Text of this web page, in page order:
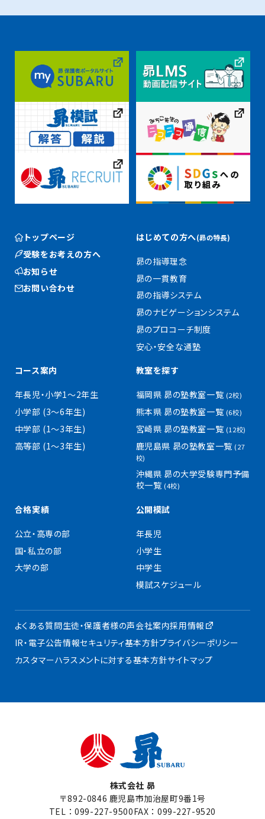
トップページ
受験をお考えの方へ
お知らせ
お問い合わせ
はじめての方へ(昴の特長)
昴の指導理念
昴の一貫教育
昴の指導システム
昴のナビゲーションシステム
昴のプロコーチ制度
安心・安全な通塾
コース案内
年長児・小学1〜2年生
小学部 (3〜6年生)
中学部 (1〜3年生)
高等部 (1〜3年生)
教室を探す
福岡県 昴の塾教室一覧 (2校)
熊本県 昴の塾教室一覧 (6校)
宮崎県 昴の塾教室一覧 (12校)
鹿児島県 昴の塾教室一覧(27
校)
沖縄県 昴の大学受験専門予備
校一覧 (4校)
合格実績
公立・高専の部
国・私立の部
大学の部
公開模試
年長児
小学生
中学生
模試スケジュール
よくある質問生徒・保護者様の声会社案内採用情報
IR・電子公告情報セキュリティ基本方針プライバシーポリシー
カスタマーハラスメントに対する基本方針サイトマップ
株式会社 昴
〒892-0846 鹿児島市加治屋町9番1号
TEL：099-227-9500FAX：099-227-9520